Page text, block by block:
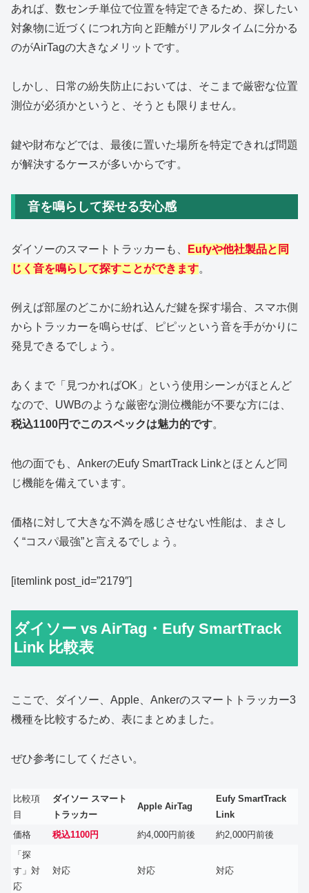
あれば、数センチ単位で位置を特定できるため、探したい
対象物に近づくにつれ方向と距離がリアルタイムに分かる
のがAirTagの大きなメリットです。
しかし、日常の紛失防止においては、そこまで厳密な位置
測位が必須かというと、そうとも限りません。
鍵や財布などでは、最後に置いた場所を特定できれば問題
が解決するケースが多いからです。
音を鳴らして探せる安心感
ダイソーのスマートトラッカーも、 Eufyや他社製品と同
じく音を鳴らして探すことができます。
例えば部屋のどこかに紛れ込んだ鍵を探す場合、スマホ側
からトラッカーを鳴らせば、ピピッという音を手がかりに
発見できるでしょう。
あくまで「見つかればOK」という使用シーンがほとんど
なので、UWBのような厳密な測位機能が不要な方には、
税込1100円でこのスペックは魅力的です。
他の面でも、AnkerのEufy SmartTrack Linkとほとんど同
じ機能を備えています。
価格に対して大きな不満を感じさせない性能は、まさし
く“コスパ最強”と言えるでしょう。
[itemlink post_id=”2179″]
ダイソー vs AirTag・Eufy SmartTrack
Link 比較表
ここで、ダイソー、Apple、Ankerのスマートトラッカー3
機種を比較するため、表にまとめました。
ぜひ参考にしてください。
比較項
目
ダイソー スマート
トラッカー
Apple AirTag
Eufy SmartTrack
Link
価格
税込1100円 約4,000円前後
約2,000円前後
「探
す」対
応
対応 対応 対応